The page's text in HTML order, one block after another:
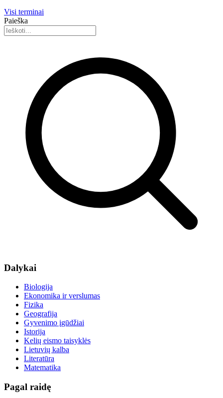
Visi terminai
Paieška
Dalykai
Biologija
Ekonomika ir verslumas
Fizika
Geografija
Gyvenimo įgūdžiai
Istorija
Kelių eismo taisyklės
Lietuvių kalba
Literatūra
Matematika
Pagal raidę